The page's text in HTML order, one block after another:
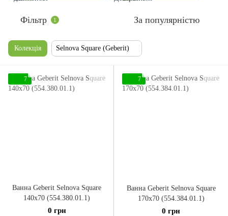
Фільтр 1 За популярністю
Колекція Selnova Square (Geberit)
7
Ванна Geberit Selnova Square
140x70 (554.380.01.1)
0 грн
7
Ванна Geberit Selnova Square
170x70 (554.384.01.1)
0 грн